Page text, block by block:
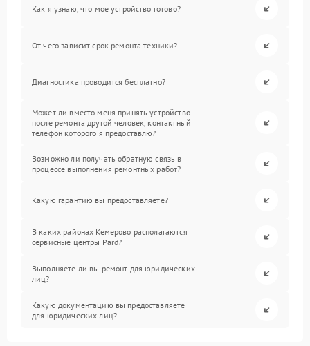
Как я узнаю, что мое устройство готово?
От чего зависит срок ремонта техники?
Диагностика проводится бесплатно?
Может ли вместо меня принять устройство
после ремонта другой человек, контактный
телефон которого я предоставлю?
Возможно ли получать обратную связь в
процессе выполнения ремонтных работ?
Какую гарантию вы предоставляете?
В каких районах Кемерово располагаются
сервисные центры Pard?
Выполняете ли вы ремонт для юридических
лиц?
Какую документацию вы предоставляете
для юридических лиц?